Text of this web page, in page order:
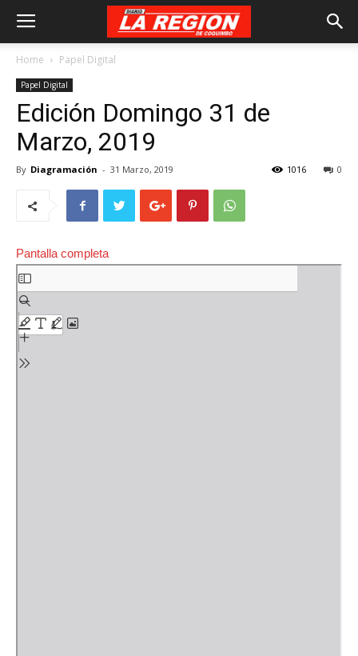
Home Papel Digital
Papel Digital
Edición Domingo 31 de
Marzo, 2019
By Diagramación - 31 Marzo, 2019 0
1016
Pantalla completa
Saltar
al
contenido
del
PDF